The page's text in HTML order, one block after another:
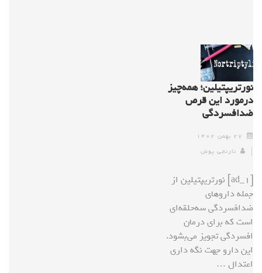
نورتریپتیلین؛ همه‌چیز
درمورد این قرص
ضدافسردگی
۲۷ بهمن ۱۴۰۲
نارنجی پوش
[ad_1] نورتریپتیلین از
جمله داروهای
ضدافسردگی سه‌حلقه‌ای
است که برای درمان
افسردگی تجویز می‌بشود.
این دارو جهت نگه داری
اعتدال …